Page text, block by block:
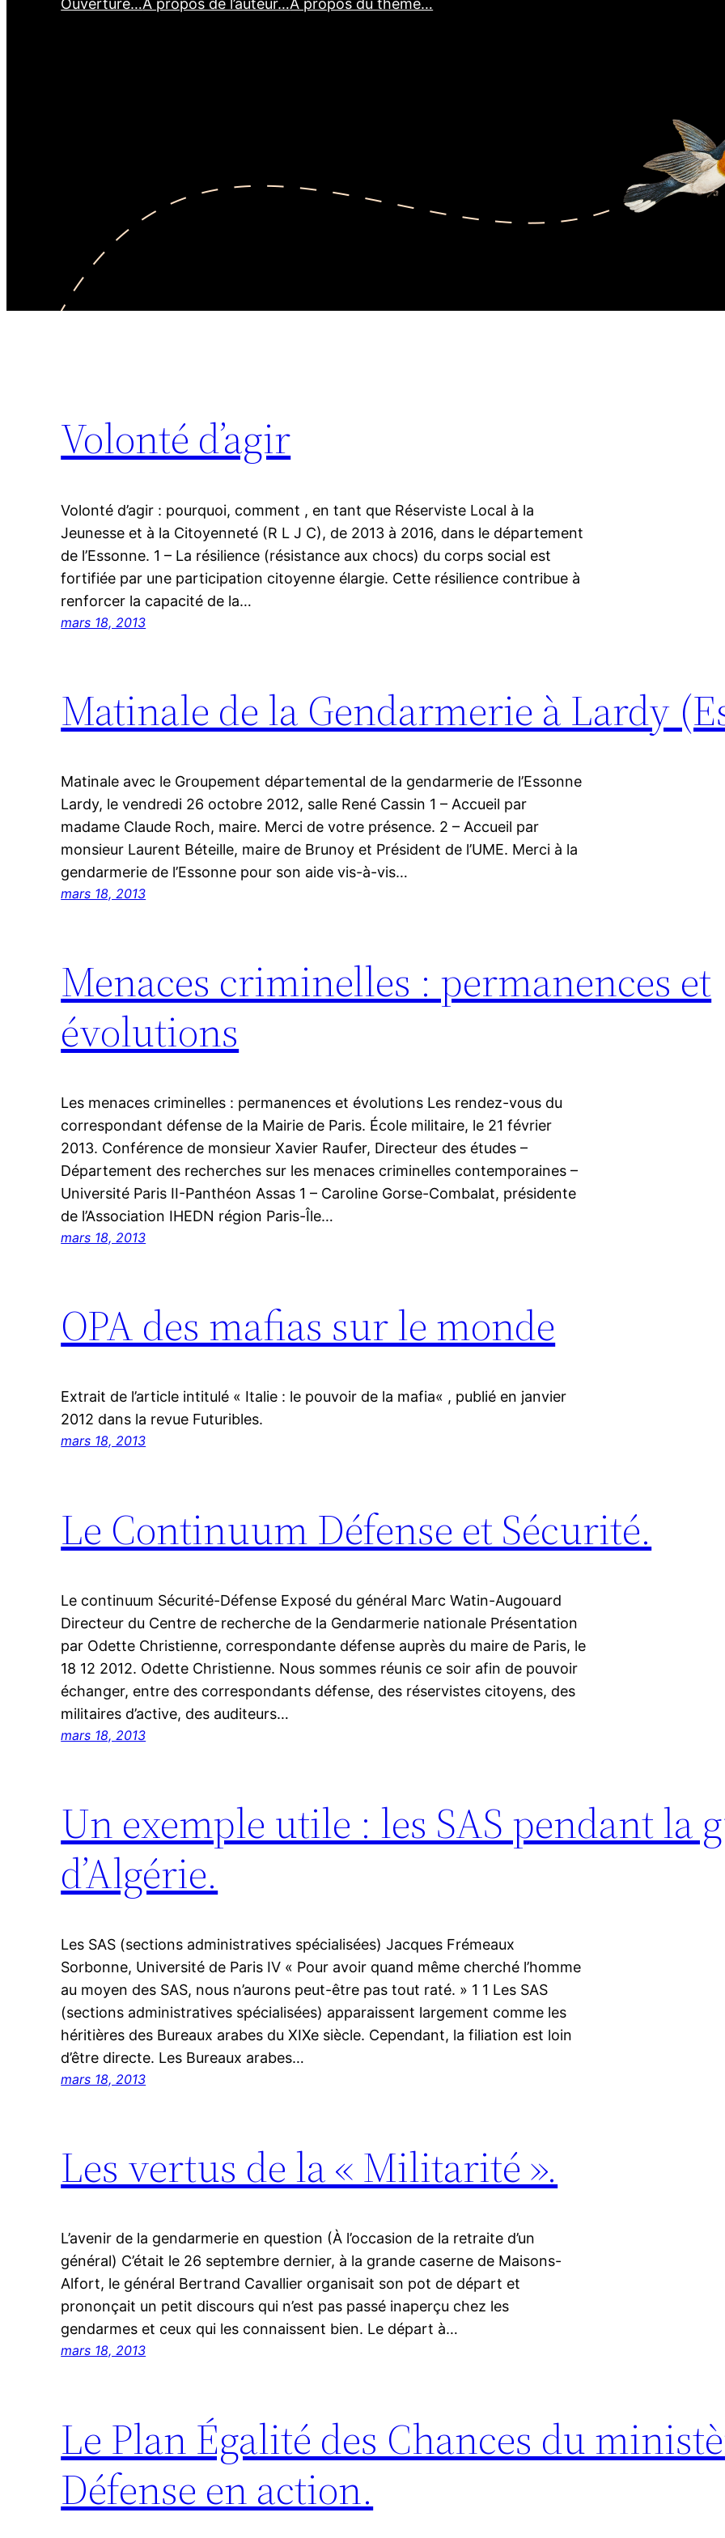
Ouverture…À propos de l’auteur…À propos du thème…
Volonté d’agir
Volonté d’agir : pourquoi, comment , en tant que Réserviste Local à la
Jeunesse et à la Citoyenneté (R L J C), de 2013 à 2016, dans le département
de l’Essonne. 1 – La résilience (résistance aux chocs) du corps social est
fortifiée par une participation citoyenne élargie. Cette résilience contribue à
renforcer la capacité de la…
mars 18, 2013
Matinale de la Gendarmerie à Lardy
Matinale avec le Groupement départemental de la gendarmerie de l’Essonne
Lardy, le vendredi 26 octobre 2012, salle René Cassin 1 – Accueil par
madame Claude Roch, maire. Merci de votre présence. 2 – Accueil par
monsieur Laurent Béteille, maire de Brunoy et Président de l’UME. Merci à la
gendarmerie de l’Essonne pour son aide vis-à-vis…
mars 18, 2013
Menaces criminelles : permanences et
évolutions
Les menaces criminelles : permanences et évolutions Les rendez-vous du
correspondant défense de la Mairie de Paris. École militaire, le 21 février
2013. Conférence de monsieur Xavier Raufer, Directeur des études –
Département des recherches sur les menaces criminelles contemporaines –
Université Paris II-Panthéon Assas 1 – Caroline Gorse-Combalat, présidente
de l’Association IHEDN région Paris-Île…
mars 18, 2013
OPA des mafias sur le monde
Extrait de l’article intitulé « Italie : le pouvoir de la mafia« , publié en janvier
2012 dans la revue Futuribles.
mars 18, 2013
Le Continuum Défense et Sécurité.
Le continuum Sécurité-Défense Exposé du général Marc Watin-Augouard
Directeur du Centre de recherche de la Gendarmerie nationale Présentation
par Odette Christienne, correspondante défense auprès du maire de Paris, le
18 12 2012. Odette Christienne. Nous sommes réunis ce soir afin de pouvoir
échanger, entre des correspondants défense, des réservistes citoyens, des
militaires d’active, des auditeurs…
mars 18, 2013
Un exemple utile : les SAS pendant la
d’Algérie.
Les SAS (sections administratives spécialisées) Jacques Frémeaux
Sorbonne, Université de Paris IV « Pour avoir quand même cherché l’homme
au moyen des SAS, nous n’aurons peut-être pas tout raté. » 1 1 Les SAS
(sections administratives spécialisées) apparaissent largement comme les
héritières des Bureaux arabes du XIXe siècle. Cependant, la filiation est loin
d’être directe. Les Bureaux arabes…
mars 18, 2013
Les vertus de la « Militarité ».
L’avenir de la gendarmerie en question (À l’occasion de la retraite d’un
général) C’était le 26 septembre dernier, à la grande caserne de Maisons-
Alfort, le général Bertrand Cavallier organisait son pot de départ et
prononçait un petit discours qui n’est pas passé inaperçu chez les
gendarmes et ceux qui les connaissent bien. Le départ à…
mars 18, 2013
Le Plan Égalité des Chances du
Défense en action.